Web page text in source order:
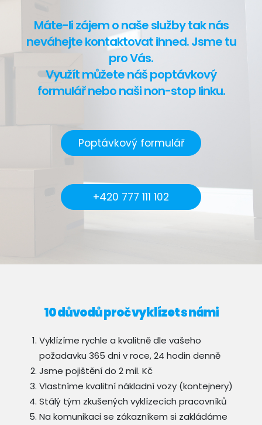
Máte-li zájem o naše služby tak nás
neváhejte kontaktovat ihned. Jsme tu
pro Vás.
Využít můžete náš poptávkový
formulář nebo naši non-stop linku.
Poptávkový formulář
+420 777 111 102
10 důvodů proč vyklízet s námi
Vyklízíme rychle a kvalitně dle vašeho
požadavku 365 dni v roce, 24 hodin denně
Jsme pojištění do 2 mil. Kč
Vlastníme kvalitní nákladní vozy (kontejnery)
Stálý tým zkušených vyklízecích pracovníků
Na komunikaci se zákazníkem si zakládáme